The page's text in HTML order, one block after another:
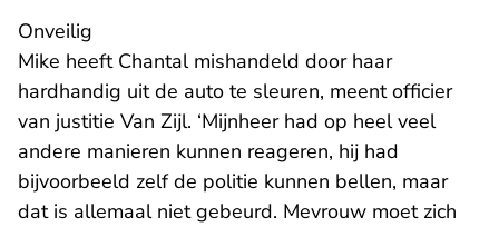
Onveilig
Mike heeft Chantal mishandeld door haar
hardhandig uit de auto te sleuren, meent officier
van justitie Van Zijl. ‘Mijnheer had op heel veel
andere manieren kunnen reageren, hij had
bijvoorbeeld zelf de politie kunnen bellen, maar
dat is allemaal niet gebeurd. Mevrouw moet zich